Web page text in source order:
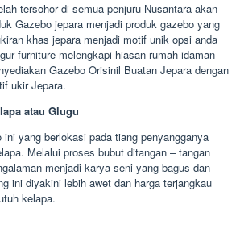
tersohor di semua penjuru Nusantara akan
Gazebo jepara menjadi produk gazebo yang
khas jepara menjadi motif unik opsi anda
furniture melengkapi hiasan rumah idaman
Gazebo Orisinil Buatan Jepara dengan
ukir Jepara.
atau Glugu
ini yang berlokasi pada tiang penyangganya
Melalui proses bubut ditangan – tangan
menjadi karya seni yang bagus dan
ini diyakini lebih awet dan harga terjangkau
kelapa.